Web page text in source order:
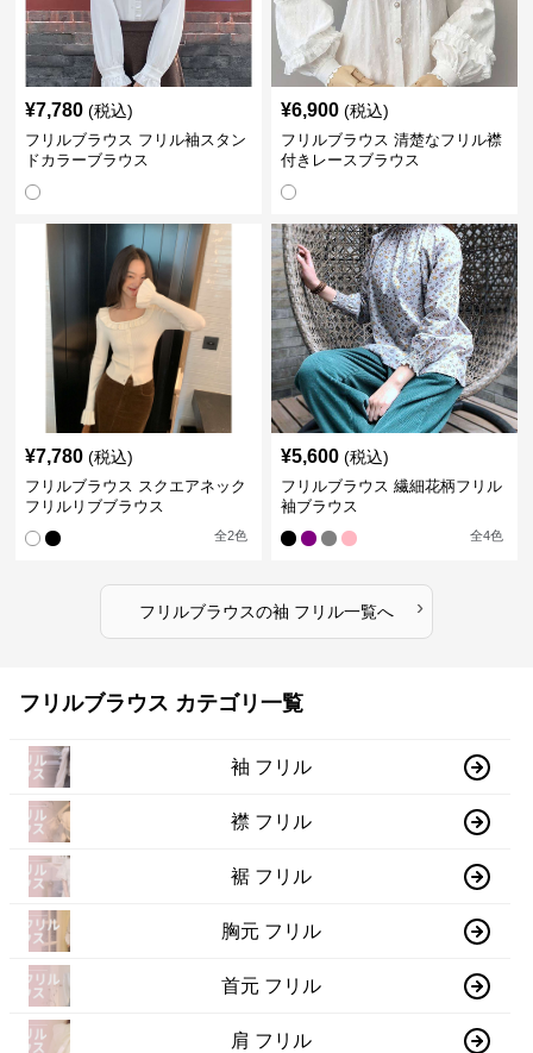
¥7,780 (税込)
フリルブラウス フリル袖スタン
ドカラーブラウス
¥6,900 (税込)
フリルブラウス 清楚なフリル襟
付きレースブラウス
¥7,780 (税込)
フリルブラウス スクエアネック
フリルリブブラウス
全2色
¥5,600 (税込)
フリルブラウス 繊細花柄フリル
袖ブラウス
全4色
フリルブラウスの袖 フリル一覧へ ›
フリルブラウス カテゴリ一覧
袖 フリル
襟 フリル
裾 フリル
胸元 フリル
首元 フリル
肩 フリル